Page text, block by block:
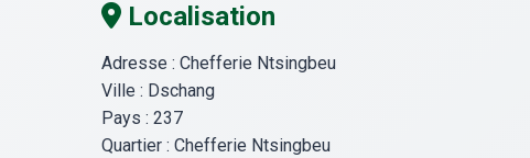
Localisation
Adresse : Chefferie Ntsingbeu
Ville : Dschang
Pays : 237
Quartier : Chefferie Ntsingbeu